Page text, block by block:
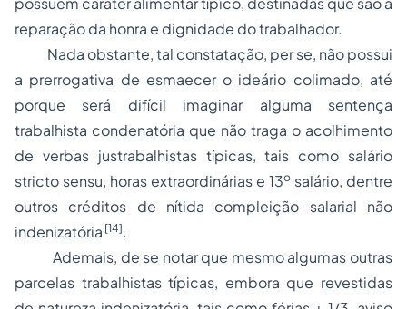
reparação da honra e dignidade do trabalhador.
Nada obstante, tal constatação, per se, não possui
a prerrogativa de esmaecer o ideário colimado, até
porque será difícil imaginar alguma sentença
trabalhista condenatória que não traga o acolhimento
de verbas justrabalhistas típicas, tais como salário
stricto sensu, horas extraordinárias e 13o salário, dentre
outros créditos de nítida compleição salarial não
indenizatória [14].
Ademais, de se notar que mesmo algumas outras
parcelas trabalhistas típicas, embora que revestidas